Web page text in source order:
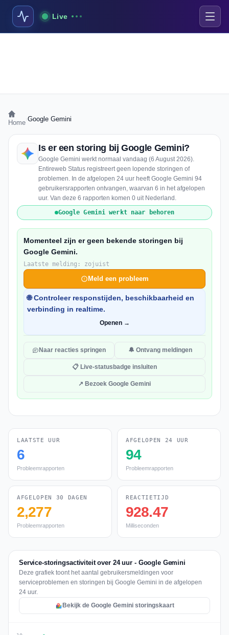
Live
Home Google Gemini
Is er een storing bij Google Gemini?
Google Gemini werkt normaal vandaag (6 August 2026).
Entireweb Status registreert geen lopende storingen of
problemen. In de afgelopen 24 uur heeft Google Gemini 94
gebruikersrapporten ontvangen, waarvan 6 in het afgelopen
uur. Van deze 6 rapporten komen 0 uit Nederland.
Google Gemini werkt naar behoren
Momenteel zijn er geen bekende storingen bij
Google Gemini.
Laatste melding: zojuist
Meld een probleem
🌐 Controleer responstijden, beschikbaarheid en
verbinding in realtime.
Openen →
Naar reacties springen 🔔 Ontvang meldingen
📋 Live-statusbadge insluiten
↗ Bezoek Google Gemini
LAATSTE UUR
6
Probleemrapporten
AFGELOPEN 24 UUR
94
Probleemrapporten
AFGELOPEN 30 DAGEN
2,277
Probleemrapporten
REACTIETIJD
928.47
Milliseconden
Service-storingsactiviteit over 24 uur - Google Gemini
Deze grafiek toont het aantal gebruikersmeldingen voor
serviceproblemen en storingen bij Google Gemini in de afgelopen
24 uur.
Bekijk de Google Gemini storingskaart